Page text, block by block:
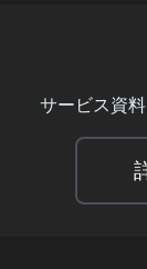
サービス資